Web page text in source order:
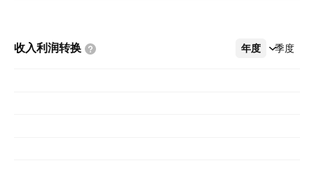
收入利润转换 年度 季度
更多